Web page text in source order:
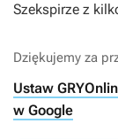
Szekspirze z
Dziękujemy za
Ustaw
w Google